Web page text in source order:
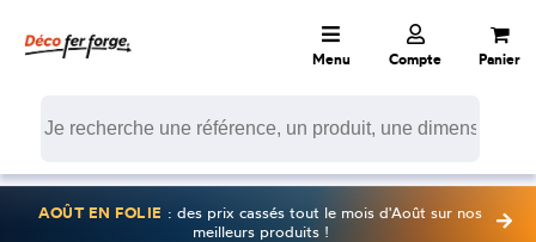
Menu Compte Panier
AOÛT EN FOLIE : des prix cassés tout le mois d'Août sur nos
meilleurs produits !